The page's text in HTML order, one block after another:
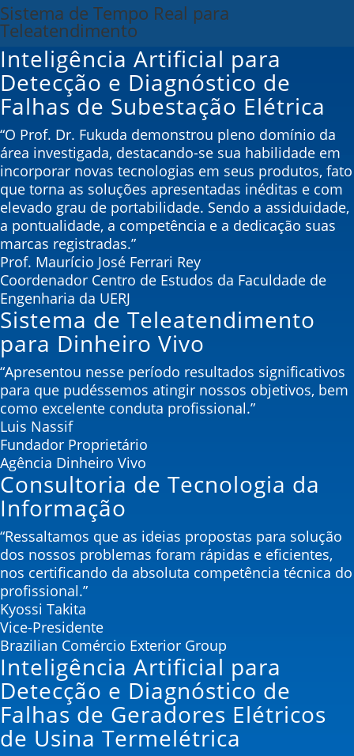
Sistema de Tempo Real para
Teleatendimento
Inteligência Artificial para
Detecção e Diagnóstico de
Falhas de Subestação Elétrica
“O Prof. Dr. Fukuda demonstrou pleno domínio da
área investigada, destacando-se sua habilidade em
incorporar novas tecnologias em seus produtos, fato
que torna as soluções apresentadas inéditas e com
elevado grau de portabilidade. Sendo a assiduidade,
a pontualidade, a competência e a dedicação suas
marcas registradas.”
Prof. Maurício José Ferrari Rey
Coordenador Centro de Estudos da Faculdade de
Engenharia da UERJ
Sistema de Teleatendimento
para Dinheiro Vivo
“Apresentou nesse período resultados significativos
para que pudéssemos atingir nossos objetivos, bem
como excelente conduta profissional.”
Luis Nassif
Fundador Proprietário
Agência Dinheiro Vivo
Consultoria de Tecnologia da
Informação
“Ressaltamos que as ideias propostas para solução
dos nossos problemas foram rápidas e eficientes,
nos certificando da absoluta competência técnica do
profissional.”
Kyossi Takita
Vice-Presidente
Brazilian Comércio Exterior Group
Inteligência Artificial para
Detecção e Diagnóstico de
Falhas de Geradores Elétricos
de Usina Termelétrica